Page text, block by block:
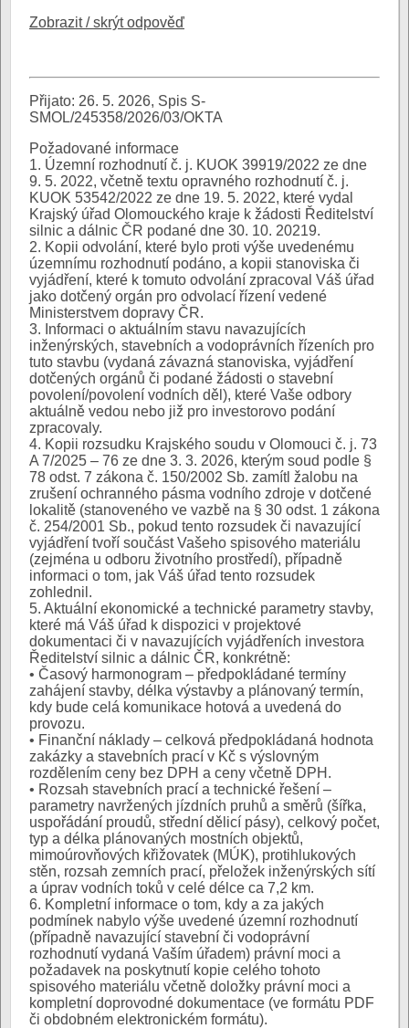
Zobrazit / skrýt odpověď
Přijato: 26. 5. 2026, Spis S-
SMOL/245358/2026/03/OKTA
Požadované informace
1. Územní rozhodnutí č. j. KUOK 39919/2022 ze dne
9. 5. 2022, včetně textu opravného rozhodnutí č. j.
KUOK 53542/2022 ze dne 19. 5. 2022, které vydal
Krajský úřad Olomouckého kraje k žádosti Ředitelství
silnic a dálnic ČR podané dne 30. 10. 20219.
2. Kopii odvolání, které bylo proti výše uvedenému
územnímu rozhodnutí podáno, a kopii stanoviska či
vyjádření, které k tomuto odvolání zpracoval Váš úřad
jako dotčený orgán pro odvolací řízení vedené
Ministerstvem dopravy ČR.
3. Informaci o aktuálním stavu navazujících
inženýrských, stavebních a vodoprávních řízeních pro
tuto stavbu (vydaná závazná stanoviska, vyjádření
dotčených orgánů či podané žádosti o stavební
povolení/povolení vodních děl), které Vaše odbory
aktuálně vedou nebo již pro investorovo podání
zpracovaly.
4. Kopii rozsudku Krajského soudu v Olomouci č. j. 73
A 7/2025 – 76 ze dne 3. 3. 2026, kterým soud podle §
78 odst. 7 zákona č. 150/2002 Sb. zamítl žalobu na
zrušení ochranného pásma vodního zdroje v dotčené
lokalitě (stanoveného ve vazbě na § 30 odst. 1 zákona
č. 254/2001 Sb., pokud tento rozsudek či navazující
vyjádření tvoří součást Vašeho spisového materiálu
(zejména u odboru životního prostředí), případně
informaci o tom, jak Váš úřad tento rozsudek
zohlednil.
5. Aktuální ekonomické a technické parametry stavby,
které má Váš úřad k dispozici v projektové
dokumentaci či v navazujících vyjádřeních investora
Ředitelství silnic a dálnic ČR, konkrétně:
• Časový harmonogram – předpokládané termíny
zahájení stavby, délka výstavby a plánovaný termín,
kdy bude celá komunikace hotová a uvedená do
provozu.
• Finanční náklady – celková předpokládaná hodnota
zakázky a stavebních prací v Kč s výslovným
rozdělením ceny bez DPH a ceny včetně DPH.
• Rozsah stavebních prací a technické řešení –
parametry navržených jízdních pruhů a směrů (šířka,
uspořádání proudů, střední dělicí pásy), celkový počet,
typ a délka plánovaných mostních objektů,
mimoúrovňových křižovatek (MÚK), protihlukových
stěn, rozsah zemních prací, přeložek inženýrských sítí
a úprav vodních toků v celé délce ca 7,2 km.
6. Kompletní informace o tom, kdy a za jakých
podmínek nabylo výše uvedené územní rozhodnutí
(případně navazující stavební či vodoprávní
rozhodnutí vydaná Vaším úřadem) právní moci a
požadavek na poskytnutí kopie celého tohoto
spisového materiálu včetně doložky právní moci a
kompletní doprovodné dokumentace (ve formátu PDF
či obdobném elektronickém formátu).